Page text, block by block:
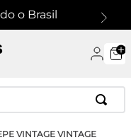
o Brasil
VINTAGE VINTAGE